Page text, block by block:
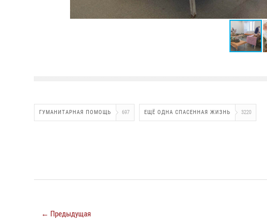
ГУМАНИТАРНАЯ ПОМОЩЬ 697 ЕЩЁ ОДНА СПАСЕННАЯ ЖИЗНЬ 3220
← Предыдущая